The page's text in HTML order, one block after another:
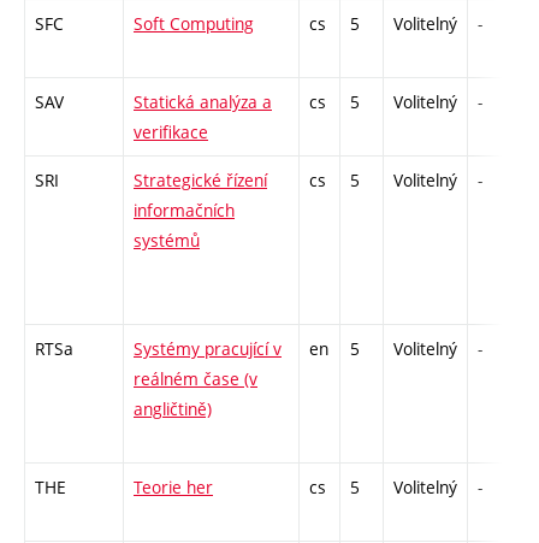
SFC Soft Computing cs 5 Volitelný -
SAV
Statická analýza a
verifikace
cs 5 Volitelný -
SRI
Strategické řízení
informačních
systémů
cs 5 Volitelný -
RTSa
Systémy pracující v
reálném čase (v
angličtině)
en 5 Volitelný -
THE Teorie her cs 5 Volitelný -